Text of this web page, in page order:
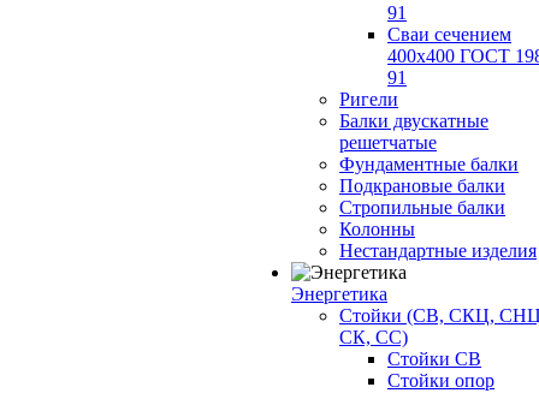
91
Сваи сечением
400х400 ГОСТ
91
Ригели
Балки двускатные
решетчатые
Фундаментные балки
Подкрановые балки
Стропильные балки
Колонны
Нестандартные изделия
Энергетика
Стойки (СВ, СКЦ,
СК, СС)
Стойки СВ
Стойки опор